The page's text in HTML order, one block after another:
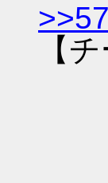
【
...
...
...